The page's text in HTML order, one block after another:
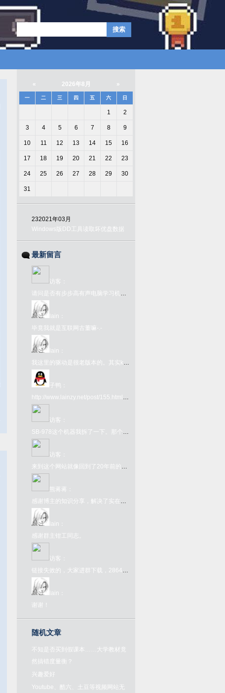
« 2026年8月 »
一 二 三 四 五 六 日
1 2
3 4 5 6 7 8 9
10 11 12 13 14 15 16
17 18 19 20 21 22 23
24 25 26 27 28 29 30
31
232021年03月
Windows版DD工具读取坏优盘数据
最新留言
访客
请问是否有步步高有声电脑学习机语音1号或2号的ROM文件？
lain
毕竟我就是互联网古董嘛-.-
lain
我这里的驱动是很老版本的。其实kx驱动网上很好下载啊。在github上有kx驱动的下载链接：https://github.com/kxproject/kX-Audio-driver-binaries
子鸭
http://www.lainzy.net/post/155.html您好 这个百度网盘链接里面的文件是否还能下载 很难找
访客
SB-978这个机器我拆了一下。那个FC转接卡内部其实是一个牛屎版的UM6561，所以那个转接卡本身就是个FC了，插到978上只为了取电和接入手柄键盘吧就。978本体是另一颗牛屎，看不出任何型号。很奇葩的一个主机型号了。
访客
来到这个网站就像回到了20年前的互联网一样，太酷了
熊蒋蒋
感谢博主的知识分享，解决了实在的问题
lain
感谢群主钳工同志。
访客
链接失效的，大家进群下载，286445907，欢迎大家来喝茶
lain
谢谢！
随机文章
不知是否买到假课本……大学教材竟
然搞错度量衡？
兴趣爱好
Youtube、酷六、土豆等视频网站无